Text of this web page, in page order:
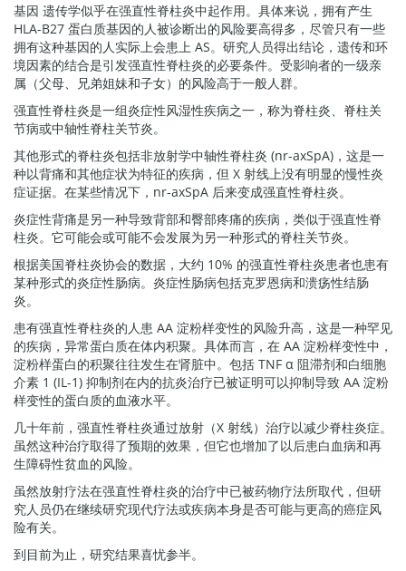
基因 遗传学似乎在强直性脊柱炎中起作用。具体来说，拥有产生
HLA-B27 蛋白质基因的人被诊断出的风险要高得多，尽管只有一些
拥有这种基因的人实际上会患上 AS。研究人员得出结论，遗传和环
境因素的结合是引发强直性脊柱炎的必要条件。受影响者的一级亲
属（父母、兄弟姐妹和子女）的风险高于一般人群。
强直性脊柱炎是一组炎症性风湿性疾病之一，称为脊柱炎、脊柱关
节病或中轴性脊柱关节炎。
其他形式的脊柱炎包括非放射学中轴性脊柱炎 (nr-axSpA)，这是一
种以背痛和其他症状为特征的疾病，但 X 射线上没有明显的慢性炎
症证据。在某些情况下，nr-axSpA 后来变成强直性脊柱炎。
炎症性背痛是另一种导致背部和臀部疼痛的疾病，类似于强直性脊
柱炎。它可能会或可能不会发展为另一种形式的脊柱关节炎。
根据美国脊柱炎协会的数据，大约 10% 的强直性脊柱炎患者也患有
某种形式的炎症性肠病。炎症性肠病包括克罗恩病和溃疡性结肠
炎。
患有强直性脊柱炎的人患 AA 淀粉样变性的风险升高，这是一种罕见
的疾病，异常蛋白质在体内积聚。具体而言，在 AA 淀粉样变性中，
淀粉样蛋白的积聚往往发生在肾脏中。包括 TNF α 阻滞剂和白细胞
介素 1 (IL-1) 抑制剂在内的抗炎治疗已被证明可以抑制导致 AA 淀粉
样变性的蛋白质的血液水平。
几十年前，强直性脊柱炎通过放射（X 射线）治疗以减少脊柱炎症。
虽然这种治疗取得了预期的效果，但它也增加了以后患白血病和再
生障碍性贫血的风险。
虽然放射疗法在强直性脊柱炎的治疗中已被药物疗法所取代，但研
究人员仍在继续研究现代疗法或疾病本身是否可能与更高的癌症风
险有关。
到目前为止，研究结果喜忧参半。